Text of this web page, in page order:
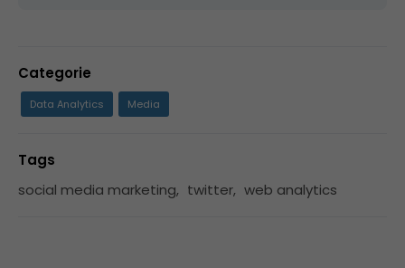
Categorie
Data Analytics Media
Tags
social media marketing, twitter, web analytics